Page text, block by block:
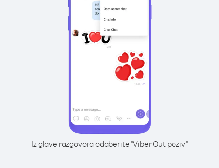
Iz glave razgovora odaberite "Viber Out poziv"